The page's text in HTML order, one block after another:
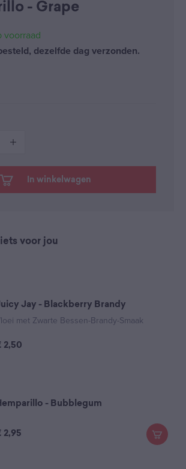
- Grape
voorraad
dezelfde dag verzonden.
In winkelwagen
voor jou
Jay - Blackberry Brandy
met Zwarte Bessen-Brandy-Smaak
2,50
- Bubblegum
2,95